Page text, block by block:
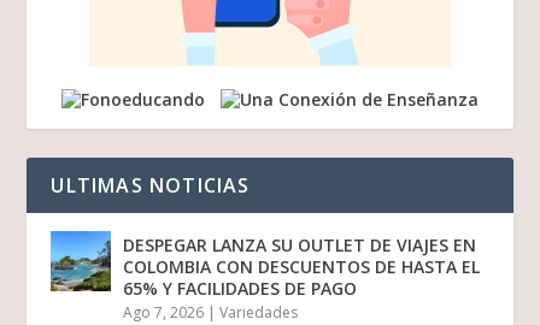
ULTIMAS NOTICIAS
DESPEGAR LANZA SU OUTLET DE VIAJES EN
COLOMBIA CON DESCUENTOS DE HASTA EL
65% Y FACILIDADES DE PAGO
Ago 7, 2026 |Variedades